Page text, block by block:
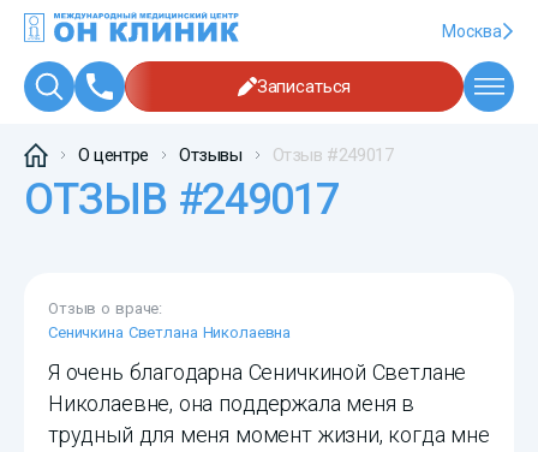
Москва
Записаться
О центре Отзывы Отзыв #249017
ОТЗЫВ #249017
Отзыв о враче:
Сеничкина Светлана Николаевна
Я очень благодарна Сеничкиной Светлане
Николаевне, она поддержала меня в
трудный для меня момент жизни, когда мне